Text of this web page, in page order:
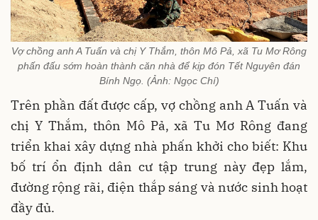
Vợ chồng anh A Tuấn và chị Y Thắm, thôn Mô Pả, xã Tu Mơ Rông
phấn đấu sớm hoàn thành căn nhà để kịp đón Tết Nguyên đán
Bính Ngọ. (Ảnh: Ngọc Chí)
Trên phần đất được cấp, vợ chồng anh A Tuấn và
chị Y Thắm, thôn Mô Pả, xã Tu Mơ Rông đang
triển khai xây dựng nhà phấn khởi cho biết: Khu
bố trí ổn định dân cư tập trung này đẹp lắm,
đường rộng rãi, điện thắp sáng và nước sinh hoạt
đầy đủ.